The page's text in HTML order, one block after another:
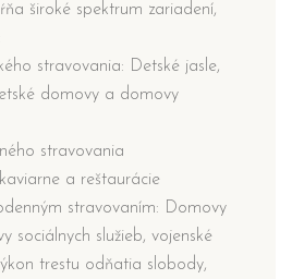
široké spektrum zariadení,
stravovania: Detské jasle,
domovy a domovy
stravovania
a reštaurácie
stravovaním: Domovy
sociálnych služieb, vojenské
trestu odňatia slobody,